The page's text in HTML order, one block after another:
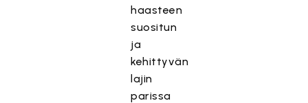
haasteen
suositun
ja
kehittyvän
lajin
parissa